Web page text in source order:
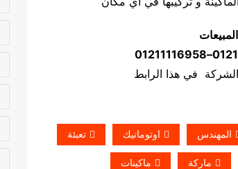
في هذا الرابط
المهندس اوتوماتيك تعبئة
ماركة ماكينات